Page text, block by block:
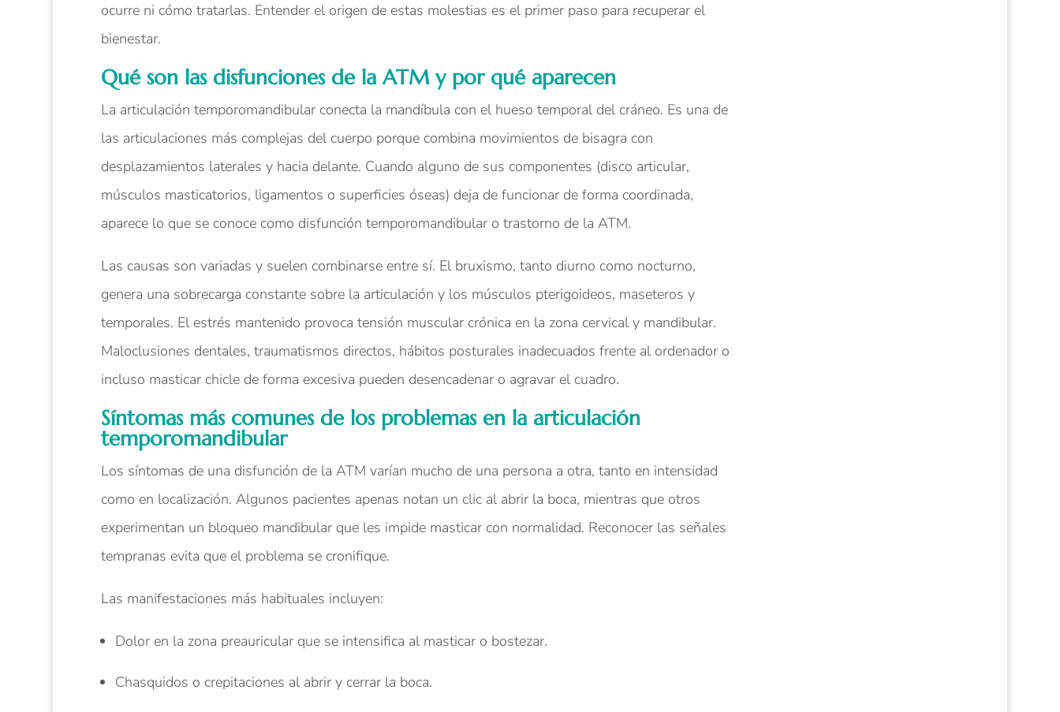
ocurre ni cómo tratarlas. Entender el origen de estas molestias es el primer paso para recuperar el
bienestar.
Qué son las disfunciones de la ATM y por qué aparecen
La articulación temporomandibular conecta la mandíbula con el hueso temporal del cráneo. Es una de
las articulaciones más complejas del cuerpo porque combina movimientos de bisagra con
desplazamientos laterales y hacia delante. Cuando alguno de sus componentes (disco articular,
músculos masticatorios, ligamentos o superficies óseas) deja de funcionar de forma coordinada,
aparece lo que se conoce como disfunción temporomandibular o trastorno de la ATM.
Las causas son variadas y suelen combinarse entre sí. El bruxismo, tanto diurno como nocturno,
genera una sobrecarga constante sobre la articulación y los músculos pterigoideos, maseteros y
temporales. El estrés mantenido provoca tensión muscular crónica en la zona cervical y mandibular.
Maloclusiones dentales, traumatismos directos, hábitos posturales inadecuados frente al ordenador o
incluso masticar chicle de forma excesiva pueden desencadenar o agravar el cuadro.
Síntomas más comunes de los problemas en la articulación
temporomandibular
Los síntomas de una disfunción de la ATM varían mucho de una persona a otra, tanto en intensidad
como en localización. Algunos pacientes apenas notan un clic al abrir la boca, mientras que otros
experimentan un bloqueo mandibular que les impide masticar con normalidad. Reconocer las señales
tempranas evita que el problema se cronifique.
Las manifestaciones más habituales incluyen:
Dolor en la zona preauricular que se intensifica al masticar o bostezar.
Chasquidos o crepitaciones al abrir y cerrar la boca.